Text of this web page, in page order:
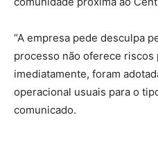
“A empresa pede desculpa
processo não oferece riscos
imediatamente, foram
operacional usuais para o
comunicado.